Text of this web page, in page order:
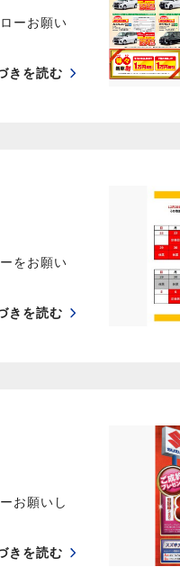
ーお願い
きを読む
をお願い
きを読む
お願いし
きを読む